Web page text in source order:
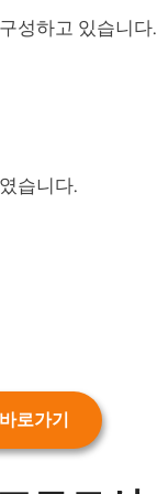
성하고 있습니다.
습니다.
로가기